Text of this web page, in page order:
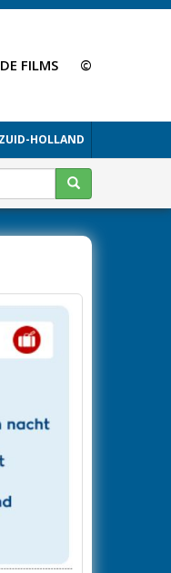
FILMS ©
ZUID-HOLLAND